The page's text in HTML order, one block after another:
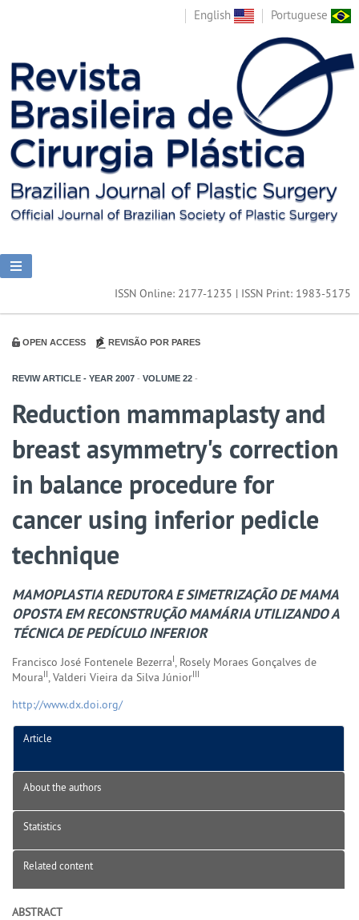
English Portuguese
ISSN Online: 2177-1235 | ISSN Print: 1983-5175
OPEN ACCESS REVISÃO POR PARES
REVIW ARTICLE - YEAR 2007 - VOLUME 22 -
Reduction mammaplasty and
breast asymmetry's correction
in balance procedure for
cancer using inferior pedicle
technique
MAMOPLASTIA REDUTORA E SIMETRIZAÇÃO DE MAMA
OPOSTA EM RECONSTRUÇÃO MAMÁRIA UTILIZANDO A
TÉCNICA DE PEDÍCULO INFERIOR
Francisco José Fontenele BezerraI, Rosely Moraes Gonçalves de
MouraII, Valderi Vieira da Silva JúniorIII
http://www.dx.doi.org/
Article
About the authors
Statistics
Related content
ABSTRACT